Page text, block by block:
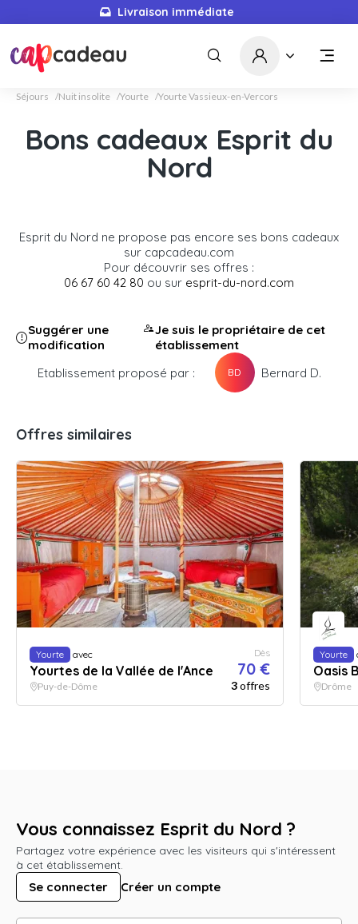
Livraison immédiate
Séjours Nuit insolite Yourte Yourte Vassieux-en-Vercors
Bons cadeaux Esprit du
Nord
Esprit du Nord ne propose pas encore ses bons cadeaux
sur capcadeau.com
Pour découvrir ses offres :
06 67 60 42 80 ou sur esprit-du-nord.com
Suggérer une
modification
Je suis le propriétaire de cet
établissement
Etablissement proposé par :
BD Bernard D.
Offres similaires
Yourte avec
Yourtes de la Vallée de l'Ance
Dès
70 €
Puy-de-Dôme 3offres
Yourte
Oasis
Drôme
Vous connaissez Esprit du Nord ?
Partagez votre expérience avec les visiteurs qui s'intéressent
à cet établissement.
Se connecter Créer un compte